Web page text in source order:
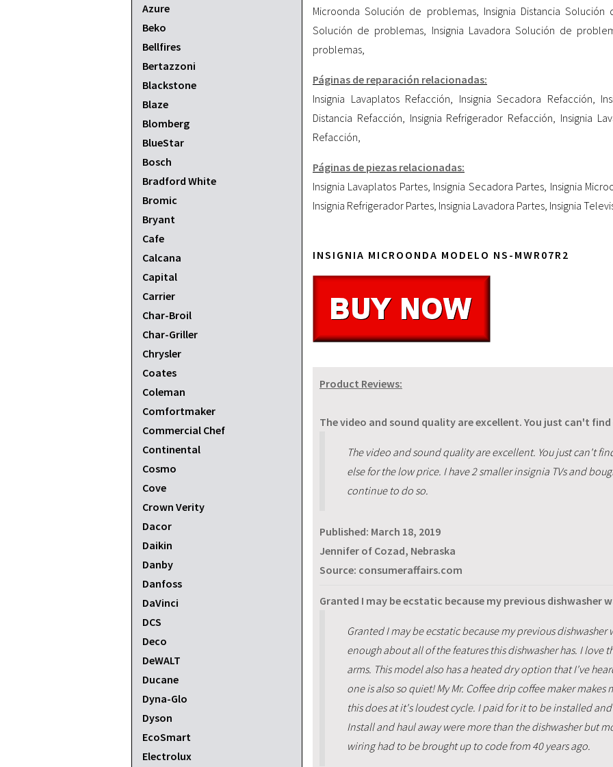
Azure
Beko
Bellfires
Bertazzoni
Blackstone
Blaze
Blomberg
BlueStar
Bosch
Bradford White
Bromic
Bryant
Cafe
Calcana
Capital
Carrier
Char-Broil
Char-Griller
Chrysler
Coates
Coleman
Comfortmaker
Commercial Chef
Continental
Cosmo
Cove
Crown Verity
Dacor
Daikin
Danby
Danfoss
DaVinci
DCS
Deco
DeWALT
Ducane
Dyna-Glo
Dyson
EcoSmart
Electrolux
Microonda Solución de problemas, Insignia Distancia
Solución de problemas, Insignia Lavadora Solución de
problemas,
Páginas de reparación relacionadas:
Insignia Lavaplatos Refacción, Insignia Secadora Refacción,
Distancia Refacción, Insignia Refrigerador Refacción, Insignia
Refacción,
Páginas de piezas relacionadas:
Insignia Lavaplatos Partes, Insignia Secadora Partes, Insignia
Insignia Refrigerador Partes, Insignia Lavadora Partes, Insignia
INSIGNIA MICROONDA MODELO NS-MWR07R2
Product Reviews:
The video and sound quality are excellent. You just can't
The video and sound quality are excellent. You just can't
else for the low price. I have 2 smaller insignia TVs and
continue to do so.
Published: March 18, 2019
Jennifer of Cozad, Nebraska
Source: consumeraffairs.com
Granted I may be ecstatic because my previous dishwasher
Granted I may be ecstatic because my previous dishwasher
enough about all of the features this dishwasher has. I love
arms. This model also has a heated dry option that I've
one is also so quiet! My Mr. Coffee drip coffee maker
this does at it's loudest cycle. I paid for it to be installed
Install and haul away were more than the dishwasher but
wiring had to be brought up to code from 40 years ago.